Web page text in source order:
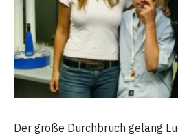
Der große Durchbruch gelang